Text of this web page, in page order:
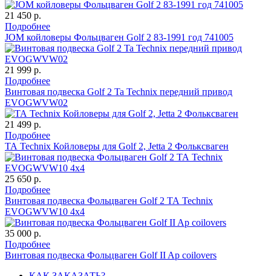
21 450 р.
Подробнее
JOM койловеры Фольцваген Golf 2 83-1991 год 741005
21 999 р.
Подробнее
Винтовая подвеска Golf 2 Ta Technix передний привод
EVOGWVW02
21 499 р.
Подробнее
ТА Technix Койловеры для Golf 2, Jetta 2 Фольксваген
25 650 р.
Подробнее
Винтовая подвеска Фольцваген Golf 2 ТА Technix
EVOGWVW10 4х4
35 000 р.
Подробнее
Винтовая подвеска Фольцваген Golf II Ap coilovers